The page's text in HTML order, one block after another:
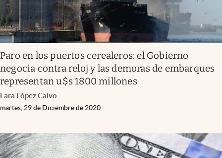
Paro en los puertos cerealeros: el Gobierno
negocia contra reloj y las demoras de embarques
representan u$s 1800 millones
Lara López Calvo
martes, 29 de Diciembre de 2020